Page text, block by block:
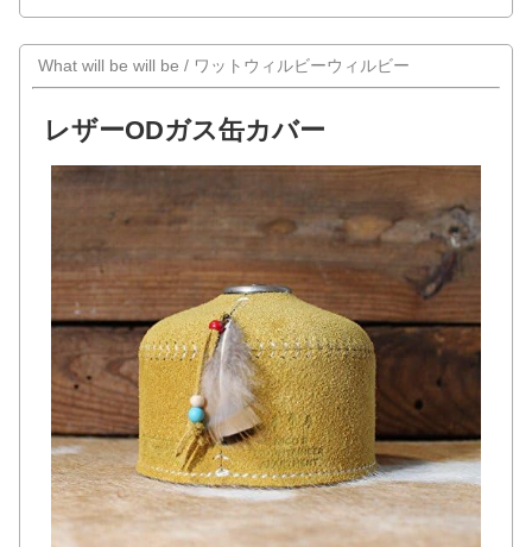
What will be will be / ワットウィルビーウィルビー
レザーODガス缶カバー